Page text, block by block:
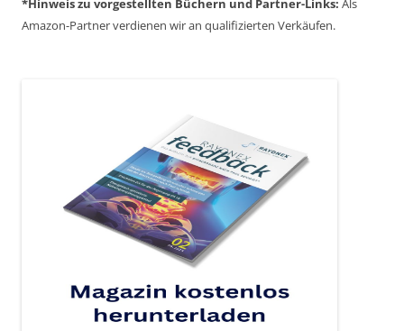
*Hinweis zu vorgestellten Büchern und Partner-Links: Als
Amazon-Partner verdienen wir an qualifizierten Verkäufen.